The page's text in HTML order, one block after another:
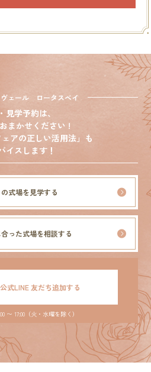
ェール ロータスベイ
見学予約は、
まかせください !
ェアの正しい活用法」も
イスします！
式場を見学する
った式場を相談する
式LINE 友だち追加する
〜 17:00（火・水曜を除く）